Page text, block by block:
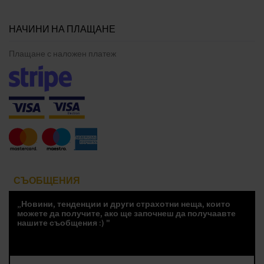
НАЧИНИ НА ПЛАЩАНЕ
Плащане с наложен платеж
СЪОБЩЕНИЯ
„Новини, тенденции и други страхотни неща, които
можете да получите, ако ще започнеш да получаавте
нашите съобщения :) "